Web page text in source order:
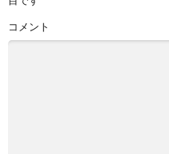
コメント